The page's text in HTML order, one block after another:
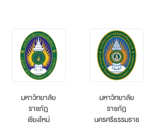
มหาวิทยาลัย
ราชภัฏ
เชียงใหม่
มหาวิทยาลัย
ราชภัฏ
นครศรีธรรมราช